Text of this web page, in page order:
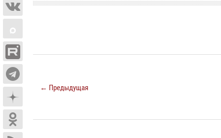
← Предыдущая